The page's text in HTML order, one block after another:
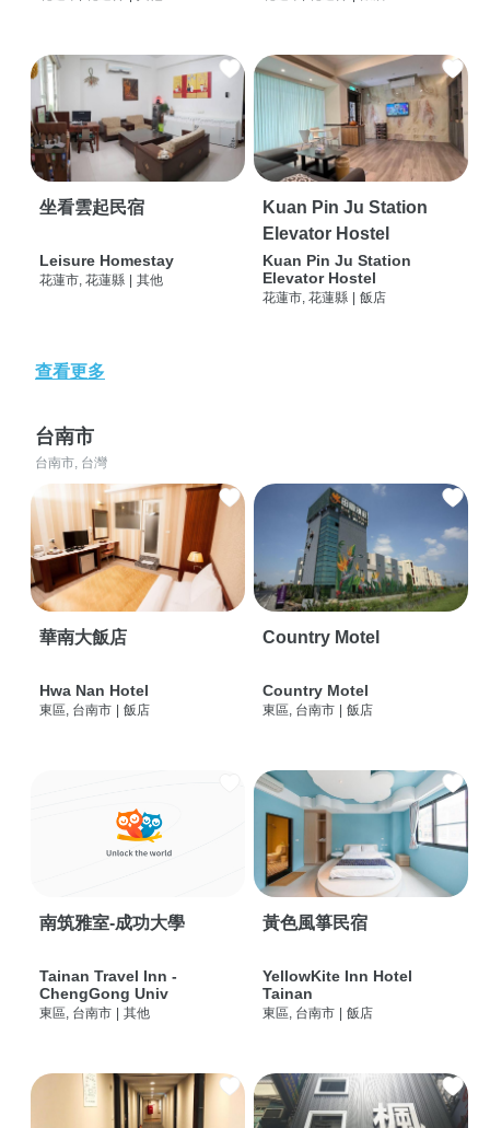
坐看雲起民宿
Leisure Homestay
花蓮市, 花蓮縣 其他
Kuan Pin Ju Station
Elevator Hostel
Kuan Pin Ju Station
Elevator Hostel
花蓮市, 花蓮縣 飯店
查看更多
台南市
台南市, 台灣
華南大飯店
Hwa Nan Hotel
東區, 台南市 | 飯店
Country Motel
Country Motel
東區, 台南市 | 飯店
南筑雅室-成功大學
Tainan Travel Inn -
ChengGong Univ
東區, 台南市 | 其他
黃色風箏民宿
YellowKite Inn Hotel
Tainan
東區, 台南市 | 飯店